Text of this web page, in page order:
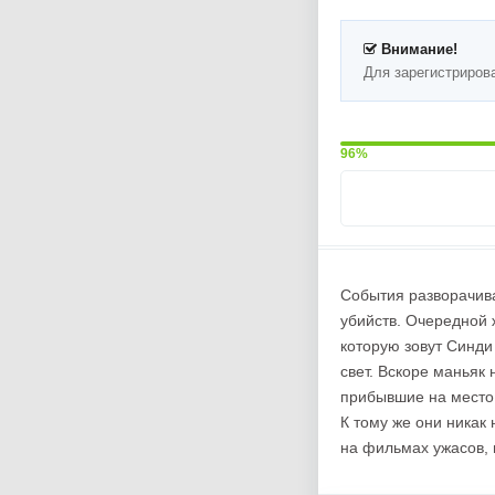
Внимание!
Для
96%
События
убийств. Очередной
которую зовут
свет. Вскоре маньяк
прибывшие на место
К тому же они никак
на фильмах ужасов,